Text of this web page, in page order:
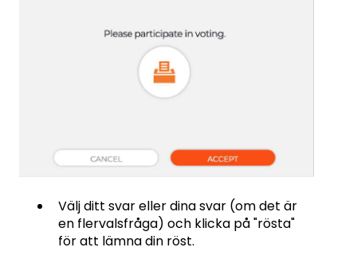
Välj ditt svar eller dina svar (om det är
en flervalsfråga) och klicka på "rösta"
för att lämna din röst.